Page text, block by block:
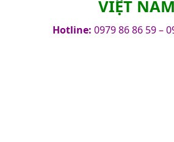
VIỆT NAM
Hotline: 0979 86 86 59 –